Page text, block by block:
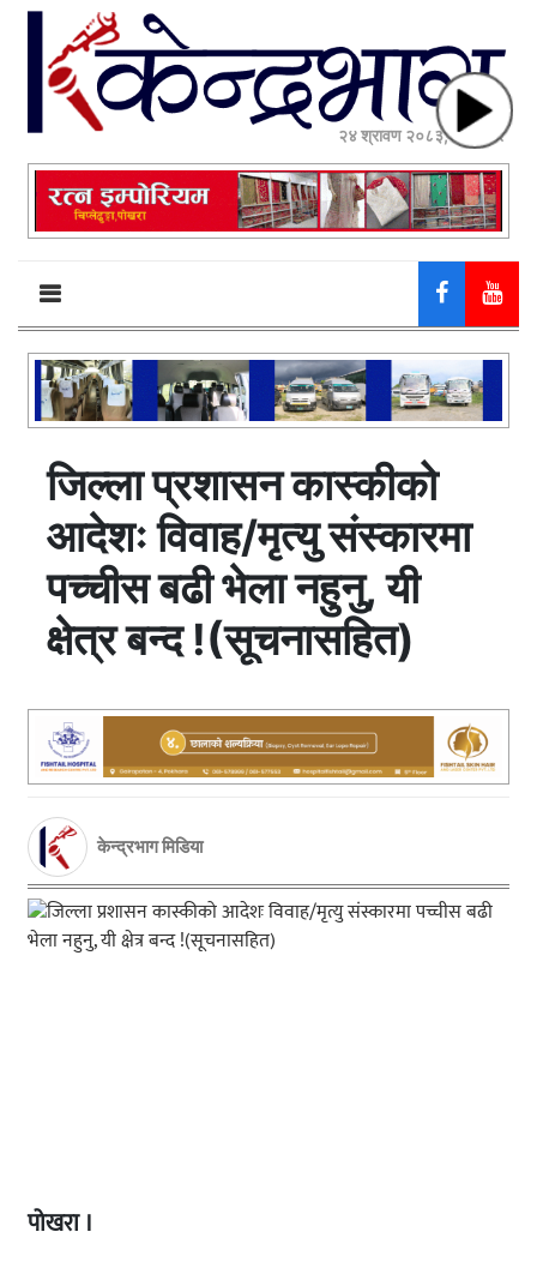
२४ श्रावण २०८३, आईतवार
जिल्ला प्रशासन कास्कीको
आदेशः विवाह/मृत्यु संस्कारमा
पच्चीस बढी भेला नहुनु, यी
क्षेत्र बन्द !(सूचनासहित)
केन्द्रभाग मिडिया
पोखरा ।